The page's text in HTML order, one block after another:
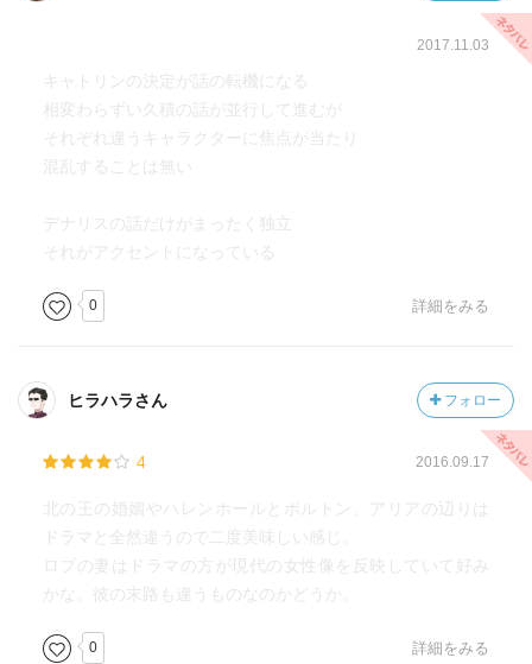
2017.11.03
キャトリンの決定が話の転機になる
相変わらずい久積の話が並行して進むが
それぞれ違うキャラクターに焦点が当たり
混乱することは無い
デナリスの話だけがまったく独立
それがアクセントになっている
0 詳細をみる
ヒラハラさん フォロー
4 2016.09.17
北の王の婚姻やハレンホールとボルトン、アリアの辺りは
ドラマと全然違うので二度美味しい感じ。
ロブの妻はドラマの方が現代の女性像を反映していて好み
かな。彼の末路も違うものなのかどうか。
0 詳細をみる